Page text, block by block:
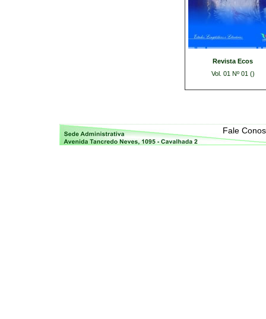
Revista Ecos
Vol. 01 Nº 01 ()
Fale